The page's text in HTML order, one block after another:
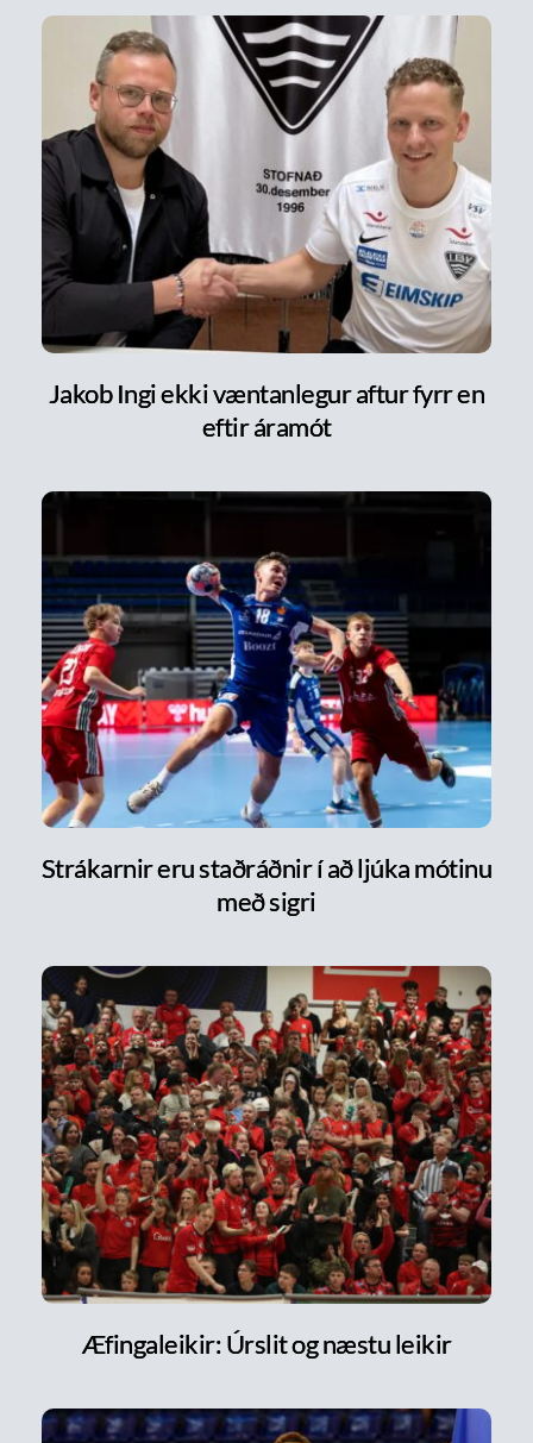
Jakob Ingi ekki væntanlegur aftur fyrr en
eftir áramót
Strákarnir eru staðráðnir í að ljúka mótinu
með sigri
Æfingaleikir: Úrslit og næstu leikir